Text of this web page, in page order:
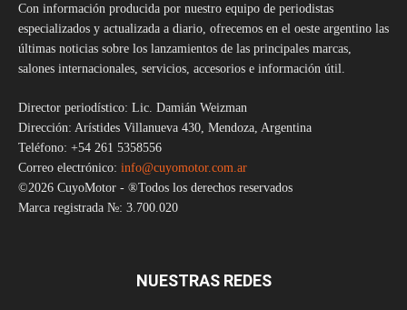
Con información producida por nuestro equipo de periodistas
especializados y actualizada a diario, ofrecemos en el oeste argentino las
últimas noticias sobre los lanzamientos de las principales marcas,
salones internacionales, servicios, accesorios e información útil.
Director periodístico: Lic. Damián Weizman
Dirección: Arístides Villanueva 430, Mendoza, Argentina
Teléfono: +54 261 5358556
Correo electrónico: info@cuyomotor.com.ar
©2026 CuyoMotor - ®Todos los derechos reservados
Marca registrada №: 3.700.020
NUESTRAS REDES